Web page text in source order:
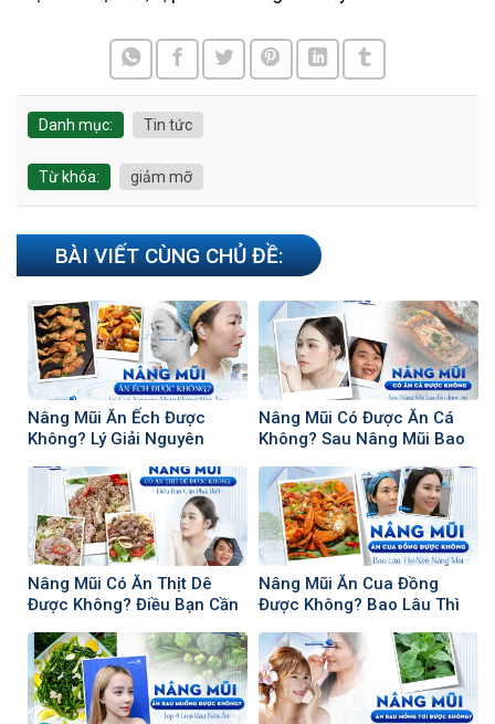
Danh mục: Tin tức
Từ khóa: giảm mỡ
BÀI VIẾT CÙNG CHỦ ĐỀ:
Nâng Mũi Ăn Ếch Được
Không? Lý Giải Nguyên
Nâng Mũi Có Được Ăn Cá
Không? Sau Nâng Mũi Bao
Nâng Mũi Có Ăn Thịt Dê
Được Không? Điều Bạn Cần
Nâng Mũi Ăn Cua Đồng
Được Không? Bao Lâu Thì